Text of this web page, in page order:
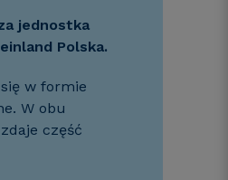
jednostka
Polska.
w formie
W obu
część